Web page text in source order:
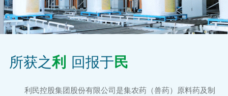
所获之利 回报于民
利民控股集团股份有限公司 是集农药（兽药）原料药及制